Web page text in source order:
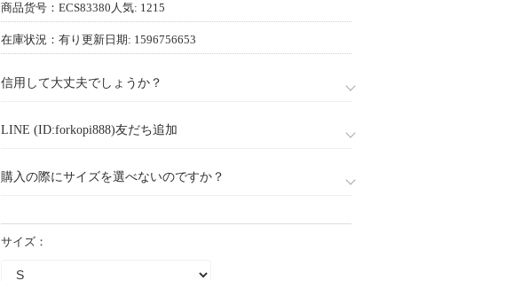
商品货号：ECS83380 人気: 1215
在庫状況：有り 更新日期: 1596756653
信用して大丈夫でしょうか？
LINE (ID:forkopi888)友だち追加
購入の際にサイズを選べないのですか？
サイズ：